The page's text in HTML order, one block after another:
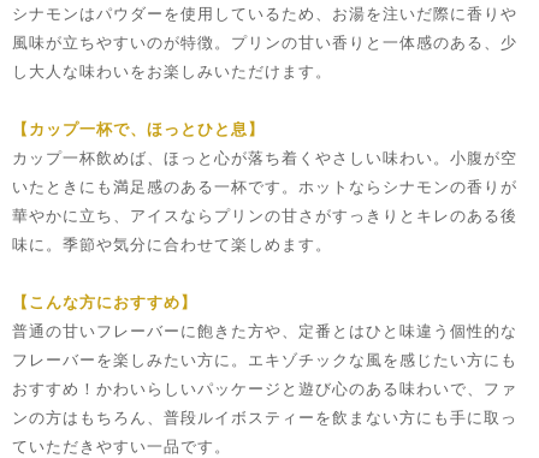
シナモンはパウダーを使用しているため、お湯を注いだ際に香りや
風味が立ちやすいのが特徴。プリンの甘い香りと一体感のある、少
し大人な味わいをお楽しみいただけます。
【カップ一杯で、ほっとひと息】
カップ一杯飲めば、ほっと心が落ち着くやさしい味わい。小腹が空
いたときにも満足感のある一杯です。ホットならシナモンの香りが
華やかに立ち、アイスならプリンの甘さがすっきりとキレのある後
味に。季節や気分に合わせて楽しめます。
【こんな方におすすめ】
普通の甘いフレーバーに飽きた方や、定番とはひと味違う個性的な
フレーバーを楽しみたい方に。エキゾチックな風を感じたい方にも
おすすめ！かわいらしいパッケージと遊び心のある味わいで、ファ
ンの方はもちろん、普段ルイボスティーを飲まない方にも手に取っ
ていただきやすい一品です。